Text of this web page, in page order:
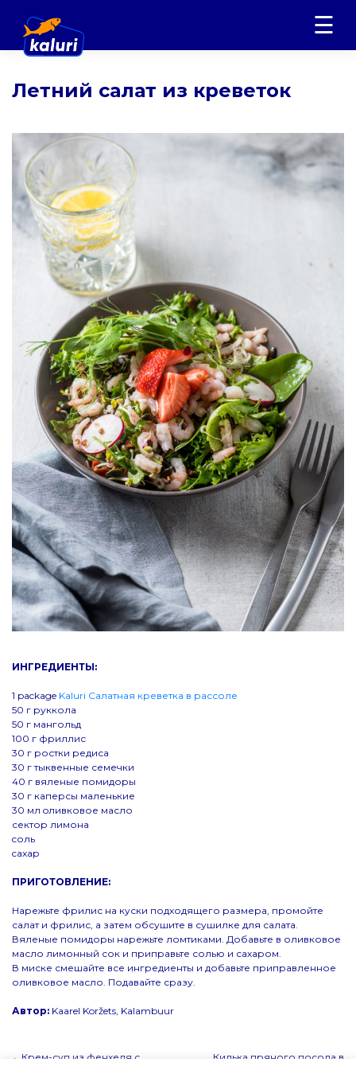
content
☰
компании
Продукция
Рецепты
Новости
Контакт
Летний салат из креветок
ИНГРЕДИЕНТЫ:
1 package Kaluri Салатная креветка в рассоле
50 г руккола
50 г мангольд
100 г фриллис
30 г ростки редиса
30 г тыквенные семечки
40 г вяленые помидоры
30 г каперсы маленькие
30 мл oливковое масло
сектор лимона
cоль
cахар
ПРИГОТОВЛЕНИЕ:
Нарежьте фрилис на куски подходящего размера, промойте
салат и фрилис, а затем обсушите в сушилке для салата.
Вяленые помидоры нарежьте ломтиками. Добавьте в оливковое
масло лимонный сок и приправьте солью и сахаром.
В миске смешайте все ингредиенты и добавьте приправленное
оливковое масло. Подавайте сразу.
Автор: Kaarel Koržets, Kalambuur
Навигация
Крем-суп из фенхеля с
Килька пряного посола в